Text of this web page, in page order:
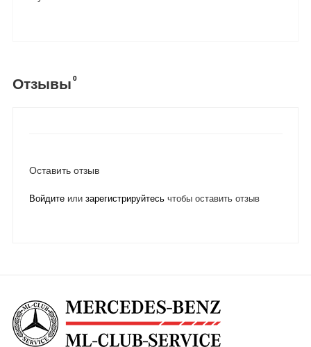
Отзывы 0
Оставить отзыв
Войдитеили зарегистрируйтесьчтобы оставить отзыв